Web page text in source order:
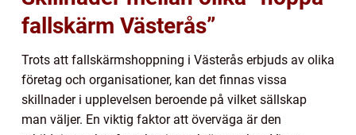
fallskärm Västerås”
Trots att fallskärmshoppning i Västerås erbjuds av olika
företag och organisationer, kan det finnas vissa
skillnader i upplevelsen beroende på vilket sällskap
man väljer. En viktig faktor att överväga är den